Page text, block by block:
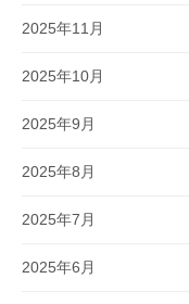
2025年11月
2025年10月
2025年9月
2025年8月
2025年7月
2025年6月